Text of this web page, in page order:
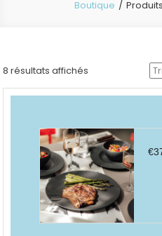
Boutique
8 résultats affichés
par
€